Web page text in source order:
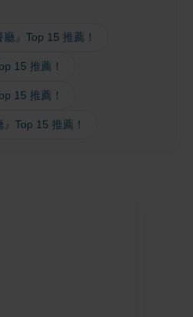
』Top 15 推薦！
15 推薦！
15 推薦！
Top 15 推薦！